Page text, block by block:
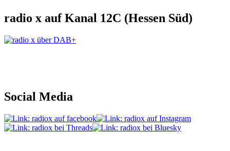
radio x auf Kanal 12C (Hessen Süd)
Social Media